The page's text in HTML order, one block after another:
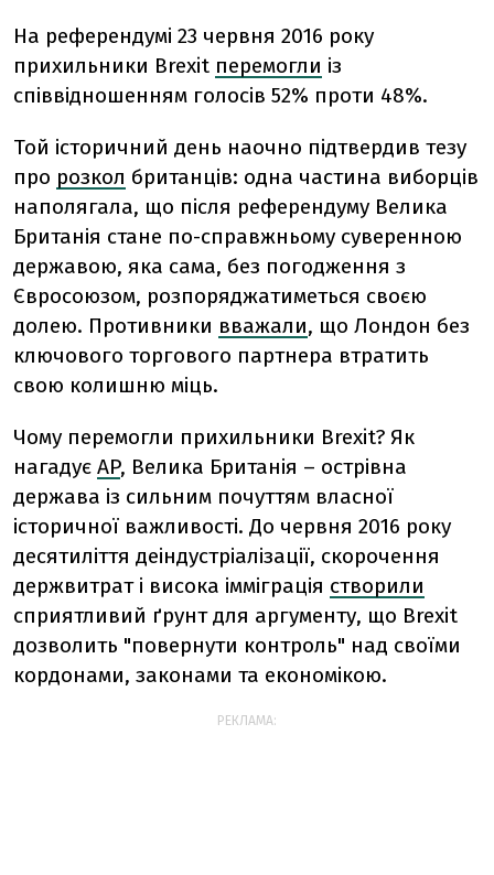
На референдумі 23 червня 2016 року
прихильники Brexit перемогли із
співвідношенням голосів 52% проти 48%.
Той історичний день наочно підтвердив тезу
про розкол британців: одна частина виборців
наполягала, що після референдуму Велика
Британія стане по-справжньому суверенною
державою, яка сама, без погодження з
Євросоюзом, розпоряджатиметься своєю
долею. Противники вважали, що Лондон без
ключового торгового партнера втратить
свою колишню міць.
Чому перемогли прихильники Brexit? Як
нагадує AP, Велика Британія – острівна
держава із сильним почуттям власної
історичної важливості. До червня 2016 року
десятиліття деіндустріалізації, скорочення
держвитрат і висока імміграція створили
сприятливий ґрунт для аргументу, що Brexit
дозволить "повернути контроль" над своїми
кордонами, законами та економікою.
РЕКЛАМА: